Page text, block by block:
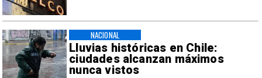
Lluvias históricas en Chile:
ciudades alcanzan máximos
nunca vistos
NACIONAL